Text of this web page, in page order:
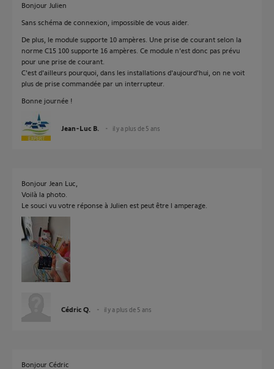
Bonjour Julien
Sans schéma de connexion, impossible de vous aider.
De plus, le module supporte 10 ampères. Une prise de courant selon la
norme C15 100 supporte 16 ampères. Ce module n'est donc pas prévu
pour une prise de courant.
C'est d'ailleurs pourquoi, dans les installations d'aujourd'hui, on ne voit
plus de prise commandée par un interrupteur.
Bonne journée !
Jean-Luc B. il y a plus de 5 ans
Bonjour Jean Luc,
Voilà la photo.
Le souci vu votre réponse à Julien est peut être l amperage.
Cédric Q. il y a plus de 5 ans
Bonjour Cédric